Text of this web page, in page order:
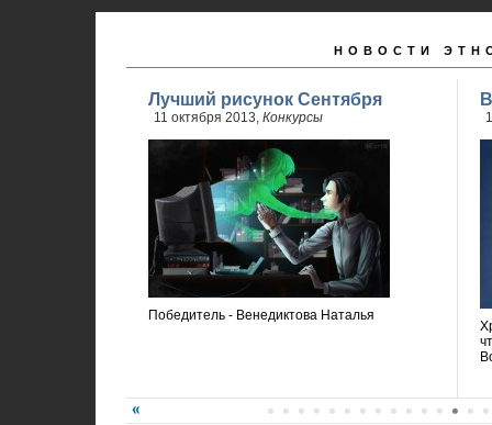
НОВОСТИ
Лучший рисунок Сентября
11 октября 2013, Конкурсы
Победитель - Венедиктова Наталья